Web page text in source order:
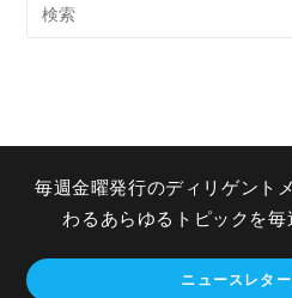
毎週金曜発行のディリゲント
わるあらゆるトピックを毎
ニュースレタ